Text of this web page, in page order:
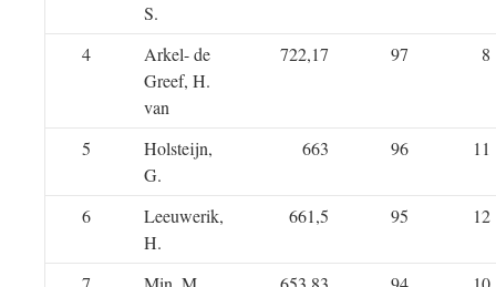
S.
4
Arkel- de
Greef, H.
van
722,17 97 8
5
Holsteijn,
G.
663 96 11
6
Leeuwerik,
H.
661,5 95 12